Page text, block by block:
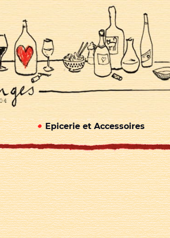
Epicerie et Accessoires